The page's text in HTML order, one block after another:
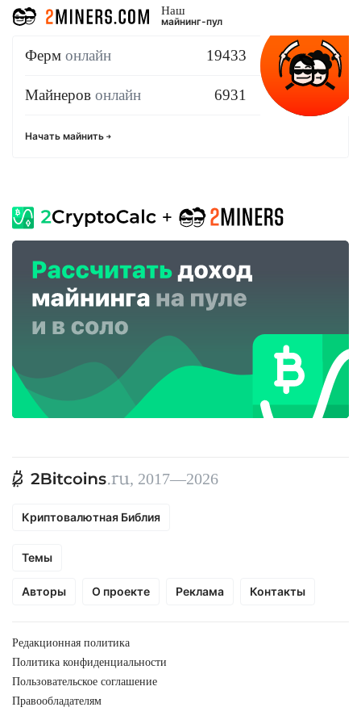
Наш
майнинг-пул
Ферм онлайн 19433
Майнеров онлайн 6931
Начать майнить
, 2017—2026
Криптовалютная Библия
Темы
Авторы О проекте Реклама Контакты
Редакционная политика
Политика конфиденциальности
Пользовательское соглашение
Правообладателям